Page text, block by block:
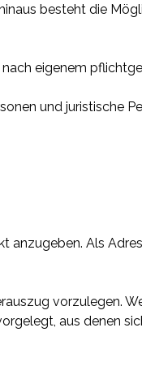
besteht die
eigenem
und juristische
Als
vorzulegen.
aus denen